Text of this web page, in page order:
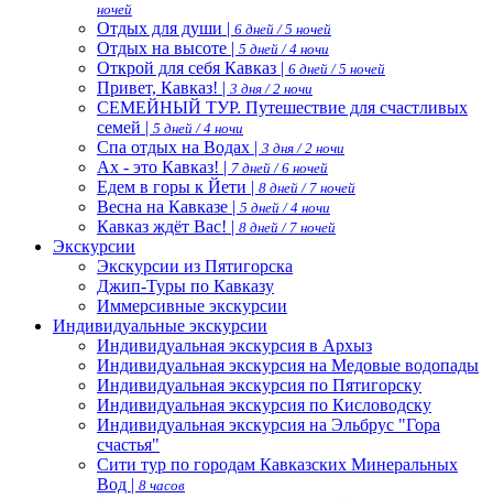
ночей
Отдых для души | 6 дней / 5 ночей
Отдых на высоте | 5 дней / 4 ночи
Открой для себя Кавказ | 6 дней / 5 ночей
Привет, Кавказ! | 3 дня / 2 ночи
СЕМЕЙНЫЙ ТУР. Путешествие для счастливых
семей | 5 дней / 4 ночи
Спа отдых на Водах | 3 дня / 2 ночи
Ах - это Кавказ! | 7 дней / 6 ночей
Едем в горы к Йети | 8 дней / 7 ночей
Весна на Кавказе | 5 дней / 4 ночи
Кавказ ждёт Вас! | 8 дней / 7 ночей
Экскурсии
Экскурсии из Пятигорска
Джип-Туры по Кавказу
Иммерсивные экскурсии
Индивидуальные экскурсии
Индивидуальная экскурсия в Архыз
Индивидуальная экскурсия на Медовые водопады
Индивидуальная экскурсия по Пятигорску
Индивидуальная экскурсия по Кисловодску
Индивидуальная экскурсия на Эльбрус "Гора
счастья"
Сити тур по городам Кавказских Минеральных
Вод | 8 часов